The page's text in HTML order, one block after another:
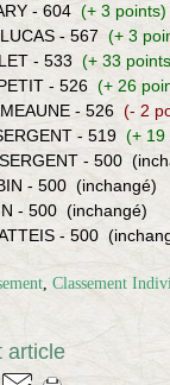
- 604 (+ 3 points)
- 567 (+ 3
- 533 (+ 33
- 526 (+ 26
- 526 (- 2
- 519 (+ 19
- 500
- 500 (inchangé)
- 500 (inchangé)
- 500
, Classement
article